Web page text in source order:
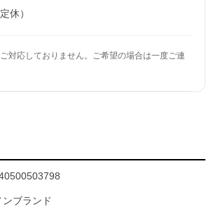
休）
対応しておりません。ご希望の場合は一度ご連
ンブランド